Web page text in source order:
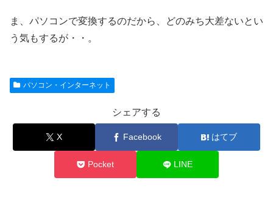
ま、パソコンで変換するのだから、どのみち大差ないとい
う気もするが・・。
パソコン・インターネット
シェアする
X Facebook はてブ
Pocket LINE